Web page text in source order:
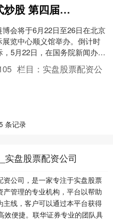
杠杆式炒股 第四届链博会6月下旬举办 美国参展企业机构数量蝉联外资展商榜首
博会将于6月22日至26日在北京
展览中心顺义馆举办。倒计时
，5月22日，在国务院新闻办举
会上，本届链博会亮点看点悉
作为....栏目： 实盘股票配资公
条记录
实盘股票配资公司
公司，是一家专注于实盘股票
管理的专业机构，平台以帮助
线，客户可以通过本平台获得
效便捷。联华证券专业的团队具